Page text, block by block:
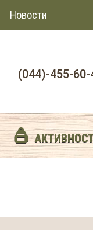
Новости
(044)-455-60-